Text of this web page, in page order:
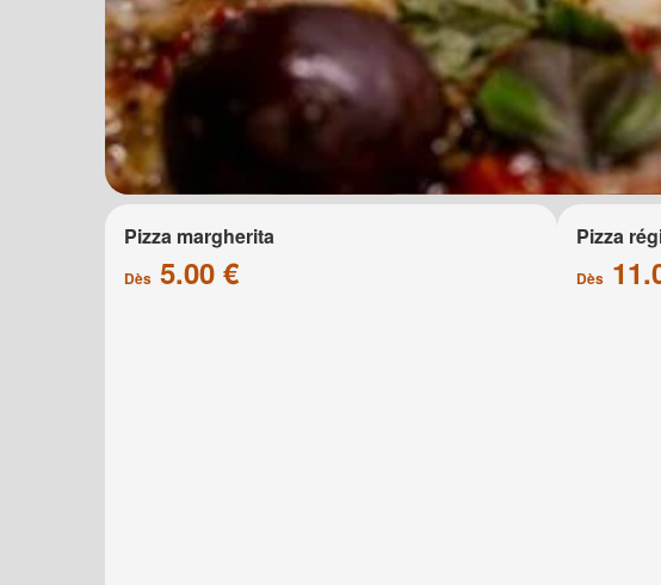
Pizza margherita
Dès 5.00 €
Pizza
Dès